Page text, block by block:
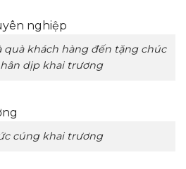
quà khách hàng đến tặng chúc
dịp khai trương
cúng khai trương